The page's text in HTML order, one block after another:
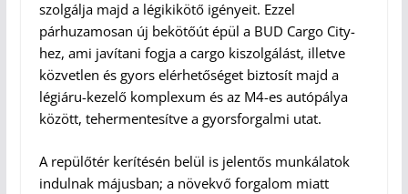
szolgálja majd a légikikötő igényeit. Ezzel
párhuzamosan új bekötőút épül a BUD Cargo City-
hez, ami javítani fogja a cargo kiszolgálást, illetve
közvetlen és gyors elérhetőséget biztosít majd a
légiáru-kezelő komplexum és az M4-es autópálya
között, tehermentesítve a gyorsforgalmi utat.
A repülőtér kerítésén belül is jelentős munkálatok
indulnak májusban; a növekvő forgalom miatt